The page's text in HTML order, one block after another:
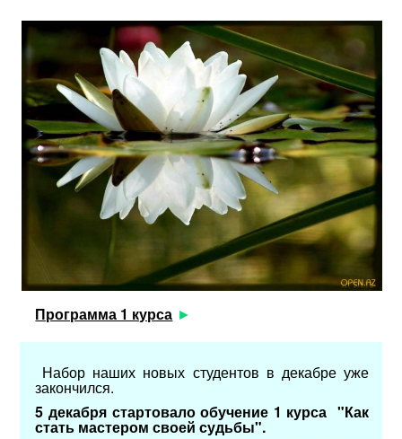
Программа 1 курса
Набор наших новых студентов в декабре уже
закончился.
5 декабря стартовало обучение 1 курса "Как
стать мастером своей судьбы".